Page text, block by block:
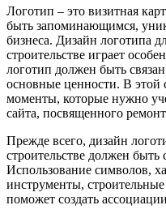
Логотип – это визитная
быть запоминающимся,
бизнеса. Дизайн логотипа
строительстве играет
логотип должен быть
основные ценности. В этой
моменты, которые нужно
сайта, посвященного
Прежде всего, дизайн
строительстве должен быть
Использование символов,
инструменты,
поможет создать